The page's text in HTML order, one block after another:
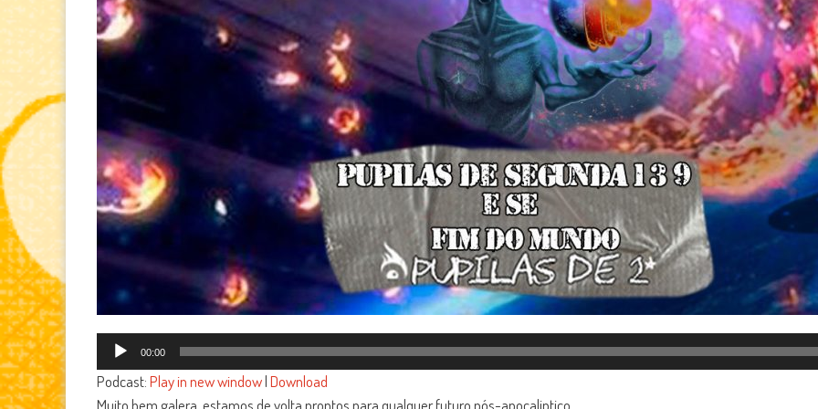
Tocador
de
áudio
00:00
Podcast:Play in new window|Download
Muito bem galera, estamos de volta prontos para qualquer futuro pós-apocaliptico.